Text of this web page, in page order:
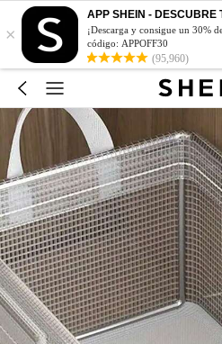
×
APP SHEIN - DESCUBRE
¡Descarga y consigue un 30%
código: APPOFF30
(95,960)